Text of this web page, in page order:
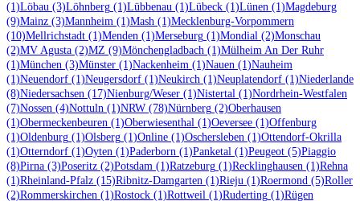
(1)Löbau (3)Löhnberg (1)Lübbenau (1)Lübeck (1)Lünen (1)Magdeburg
(9)Mainz (3)Mannheim (1)Mash (1)Mecklenburg-Vorpommern
(10)Mellrichstadt (1)Menden (1)Merseburg (1)Mondial (2)Monschau
(2)MV Agusta (2)MZ (9)Mönchengladbach (1)Mülheim An Der Ruhr
(1)München (3)Münster (1)Nackenheim (1)Nauen (1)Nauheim
(1)Neuendorf (1)Neugersdorf (1)Neukirch (1)Neuplatendorf (1)Niederlande
(8)Niedersachsen (17)Nienburg/Weser (1)Nistertal (1)Nordrhein-Westfalen
(7)Nossen (4)Nottuln (1)NRW (78)Nürnberg (2)Oberhausen
(1)Obermeckenbeuren (1)Oberwiesenthal (1)Oeversee (1)Offenburg
(1)Oldenburg (1)Olsberg (1)Online (1)Oschersleben (1)Ottendorf-Okrilla
(1)Otterndorf (1)Oyten (1)Paderborn (1)Panketal (1)Peugeot (5)Piaggio
(8)Pirna (3)Poseritz (2)Potsdam (1)Ratzeburg (1)Recklinghausen (1)Rehna
(1)Rheinland-Pfalz (15)Ribnitz-Damgarten (1)Rieju (1)Roermond (5)Roller
(2)Rommerskirchen (1)Rostock (1)Rottweil (1)Ruderting (1)Rügen